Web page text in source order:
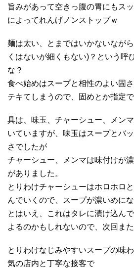
旨みがあって空きっ腹の胃にもス
によってれんげノンストップｗ
麺は太い、とまではいかないなが
くはないが細くもない)？という呼
な？
食べ始めはスープと相性のよい固
テキてしまうので、固めとか指定
具は、味玉、チャーシュー、メン
いていますが、味玉はスープとバ
さでしたが
チャーシュー、メンマは味付けが
がありました。
とりわけチャーシューはホロホロ
んでいくので、スープが濃いめにな
とはいえ、これはタレに漬け込ん
よるのかもしれないので、次回また
とりわけなじみやすいスープの味
気の店内と丁寧な接客で